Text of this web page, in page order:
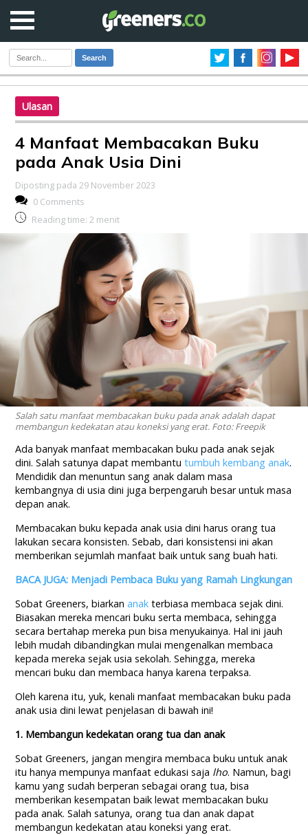
Search
Ulasan
4 Manfaat Membacakan Buku
pada Anak Usia Dini
Diposting pada 29 November 2023
0 Comments
Reading time: 2 menit
Salah satu manfaat membacakan buku pada anak adalah dapat
membangun kedekatan atau koneksi yang erat. Foto: Freepik
Ada banyak manfaat membacakan buku pada anak sejak
dini. Salah satunya dapat membantutumbuh kembang anak.
Mendidik dan menuntun sang anak dalam masa
kembangnya di usia dini juga berpengaruh besar untuk masa
depan anak.
Membacakan buku kepada anak usia dini harus orang tua
lakukan secara konsisten. Sebab, dari konsistensi ini akan
memberikan sejumlah manfaat baik untuk sang buah hati.
BACA JUGA: Menjadi Pembaca Buku yang Ramah Lingkungan
Sobat Greeners, biarkananak terbiasa membaca sejak dini.
Biasakan mereka mencari buku serta membaca, sehingga
secara bertahap mereka pun bisa menyukainya. Hal ini jauh
lebih mudah dibandingkan mulai mengenalkan membaca
kepada mereka sejak usia sekolah. Sehingga, mereka
mencari buku dan membaca hanya karena terpaksa.
Oleh karena itu, yuk, kenali manfaat membacakan buku pada
anak usia dini lewat penjelasan di bawah ini!
1. Membangun kedekatan orang tua dan anak
Sobat Greeners, jangan mengira membaca buku untuk anak
itu hanya mempunya manfaat edukasi saja lho. Namun, bagi
kamu yang sudah berperan sebagai orang tua, bisa
memberikan kesempatan baik lewat membacakan buku
pada anak. Salah satunya, orang tua dan anak dapat
membangun kedekatan atau koneksi yang erat.